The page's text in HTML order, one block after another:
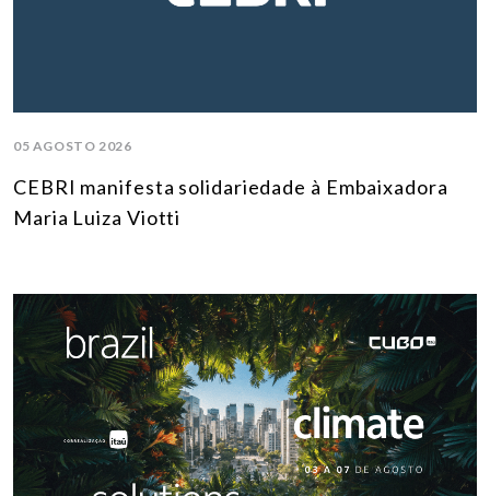
05 AGOSTO 2026
CEBRI manifesta solidariedade à Embaixadora
Maria Luiza Viotti